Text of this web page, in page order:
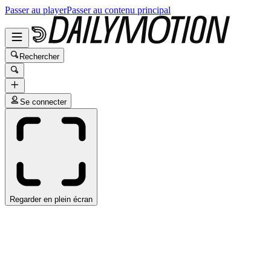
Passer au playerPasser au contenu principal
Rechercher
Se connecter
Regarder en plein écran